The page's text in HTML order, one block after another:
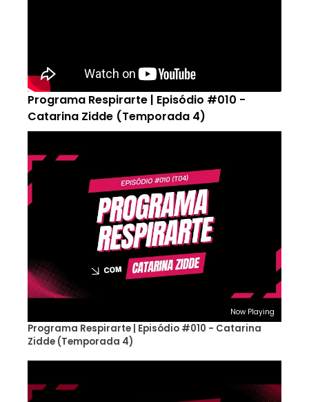
Programa Respirarte | Episódio #010 -
Catarina Zidde (Temporada 4)
Now Playing
Programa Respirarte | Episódio #010 - Catarina
Zidde (Temporada 4)